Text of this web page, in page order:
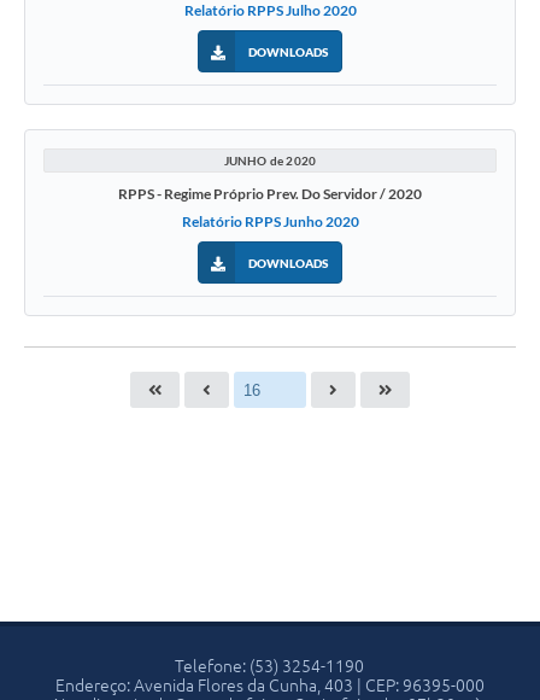
Relatório RPPS Julho 2020
DOWNLOADS
JUNHO de 2020
RPPS - Regime Próprio Prev. Do Servidor / 2020
Relatório RPPS Junho 2020
DOWNLOADS
Telefone: (53) 3254-1190
Endereço: Avenida Flores da Cunha, 403 | CEP: 96395-000